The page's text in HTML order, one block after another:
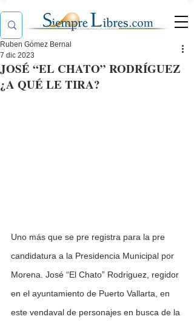
JOSÉ “EL CHATO” RODRÍGUEZ
¿A QUÉ LE TIRA?
Ruben Gómez Bernal
7 dic 2023
Uno más que se pre registra para la pre
candidatura a la Presidencia Municipal por
Morena. José “El Chato” Rodriguez, regidor
en el ayuntamiento de Puerto Vallarta, en
este vendaval de personajes en busca de la